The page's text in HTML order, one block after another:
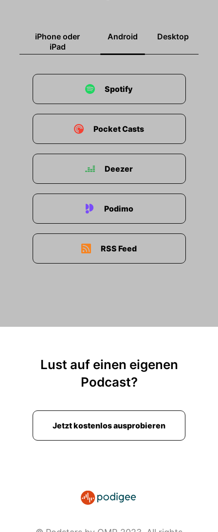
iPhone oder
iPad
Android Desktop
Spotify
Pocket Casts
Deezer
Podimo
RSS Feed
Lust auf einen eigenen
Podcast?
Jetzt kostenlos ausprobieren